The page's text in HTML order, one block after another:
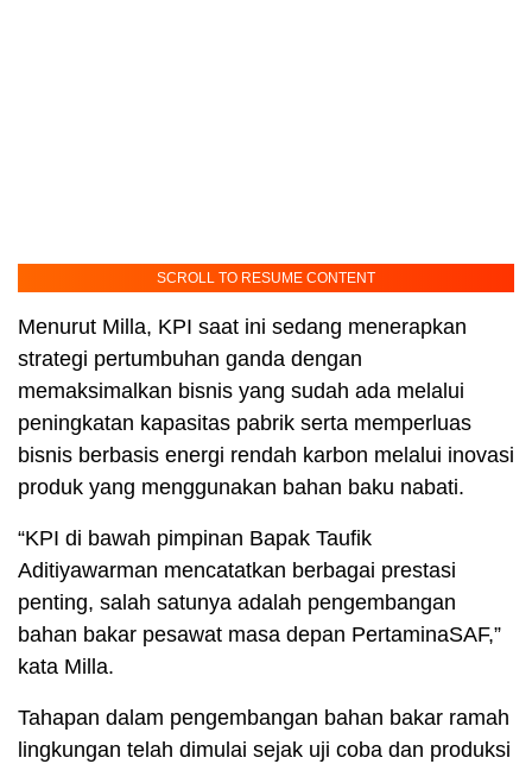
SCROLL TO RESUME CONTENT
Menurut Milla, KPI saat ini sedang menerapkan
strategi pertumbuhan ganda dengan
memaksimalkan bisnis yang sudah ada melalui
peningkatan kapasitas pabrik serta memperluas
bisnis berbasis energi rendah karbon melalui inovasi
produk yang menggunakan bahan baku nabati.
“KPI di bawah pimpinan Bapak Taufik
Aditiyawarman mencatatkan berbagai prestasi
penting, salah satunya adalah pengembangan
bahan bakar pesawat masa depan PertaminaSAF,”
kata Milla.
Tahapan dalam pengembangan bahan bakar ramah
lingkungan telah dimulai sejak uji coba dan produksi